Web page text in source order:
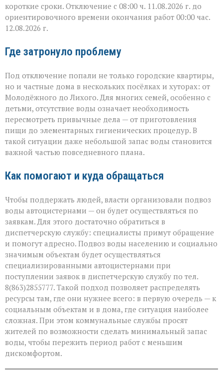
короткие сроки. Отключение с 08:00 ч. 11.08.2026 г. до
ориентировочного времени окончания работ 00:00 час.
12.08.2026 г.
Где затронуло проблему
Под отключение попали не только городские квартиры,
но и частные дома в нескольких посёлках и хуторах: от
Молодёжного до Лихого. Для многих семей, особенно с
детьми, отсутствие воды означает необходимость
пересмотреть привычные дела — от приготовления
пищи до элементарных гигиенических процедур. В
такой ситуации даже небольшой запас воды становится
важной частью повседневного плана.
Как помогают и куда обращаться
Чтобы поддержать людей, власти организовали подвоз
воды автоцистернами — он будет осуществляться по
заявкам. Для этого достаточно обратиться в
диспетчерскую службу: специалисты примут обращение
и помогут адресно. Подвоз воды населению и социально
значимым объектам будет осуществляться
специализированными автоцистернами при
поступлении заявок в диспетчерскую службу по тел.
8(863)2855777. Такой подход позволяет распределять
ресурсы там, где они нужнее всего: в первую очередь — к
социальным объектам и в дома, где ситуация наиболее
сложная. При этом коммунальные службы просят
жителей по возможности сделать минимальный запас
воды, чтобы пережить период работ с меньшим
дискомфортом.